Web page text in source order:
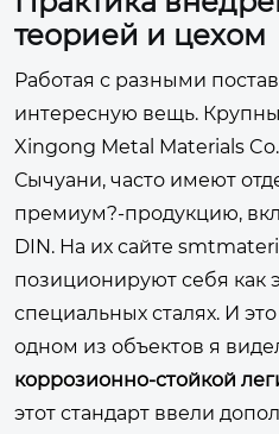
теорией и цехом
Работая с разными
интересную вещь.
Xingong Metal Materials
Сычуани, часто имеют
премиум?-продукцию,
DIN. На их сайте
позиционируют себя как
специальных сталях. И
одном из объектов я
коррозионно-стойкой
этот стандарт ввели